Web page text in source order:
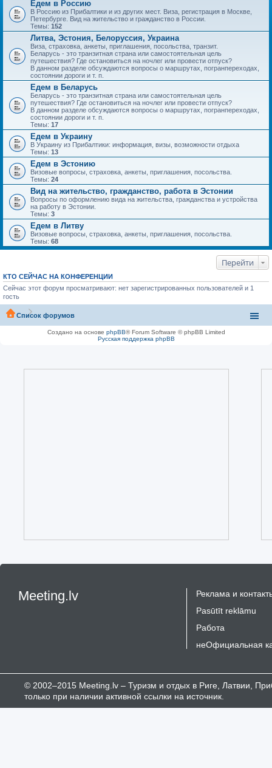
Едем в Россию
В Россию из Прибалтики и из других мест. Виза, регистрация в Москве,
Петербурге. Вид на жительство и гражданство в России.
Темы: 152
Литва, Эстония, Белоруссия, Украина
Виза, страховка, анкеты, приглашения, посольства, транзит.
Беларусь - это транзитная страна или самостоятельная цель
путешествия? Где остановиться на ночлег или провести отпуск?
В данном разделе обсуждаются вопросы о маршрутах, погранпереходах,
состоянии дороги и т. п.
Едем в Беларусь
Беларусь - это транзитная страна или самостоятельная цель
путешествия? Где остановиться на ночлег или провести отпуск?
В данном разделе обсуждаются вопросы о маршрутах, погранпереходах,
состоянии дороги и т. п.
Темы: 17
Едем в Украину
В Украину из Прибалтики: информация, визы, возможности отдыха
Темы: 13
Едем в Эстонию
Визовые вопросы, страховка, анкеты, приглашения, посольства.
Темы: 24
Вид на жительство, гражданство, работа в Эстонии
Вопросы по оформлению вида на жительства, гражданства и устройства
на работу в Эстонии.
Темы: 3
Едем в Литву
Визовые вопросы, страховка, анкеты, приглашения, посольства.
Темы: 68
Перейти
КТО СЕЙЧАС НА КОНФЕРЕНЦИИ
Сейчас этот форум просматривают: нет зарегистрированных пользователей и 1
гость
Список форумов
Создано на основе phpBB® Forum Software © phpBB Limited
Русская поддержка phpBB
Meeting.lv
Реклама и
Pasūtīt reklāmu
Работа
неОфициальная
© 2002–2015 Meeting.lv – Туризм и отдых в Риге, Латвии,
только при наличии активной ссылки на источник.